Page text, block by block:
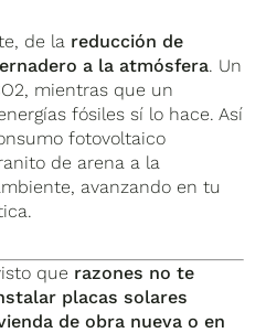
de la reducción de
a la atmósfera. Un
mientras que un
fósiles sí lo hace. Así
fotovoltaico
de arena a la
avanzando en tu
que razones no te
placas solares
de obra nueva o en